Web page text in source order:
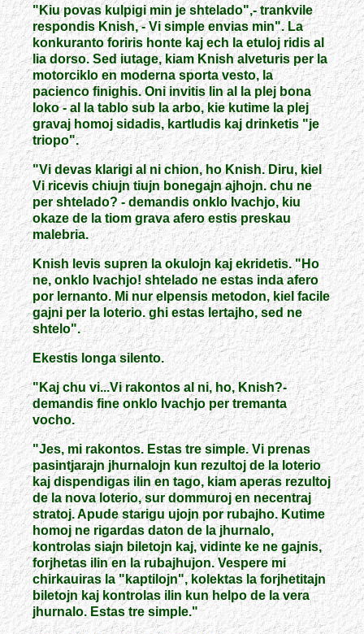
"Kiu povas kulpigi min je shtelado",- trankvile
respondis Knish, - Vi simple envias min". La
konkuranto foriris honte kaj ech la etuloj ridis al
lia dorso. Sed iutage, kiam Knish alveturis per la
motorciklo en moderna sporta vesto, la
pacienco finighis. Oni invitis lin al la plej bona
loko - al la tablo sub la arbo, kie kutime la plej
gravaj homoj sidadis, kartludis kaj drinketis "je
triopo".
"Vi devas klarigi al ni chion, ho Knish. Diru, kiel
Vi ricevis chiujn tiujn bonegajn ajhojn. chu ne
per shtelado? - demandis onklo Ivachjo, kiu
okaze de la tiom grava afero estis preskau
malebria.
Knish levis supren la okulojn kaj ekridetis. "Ho
ne, onklo Ivachjo! shtelado ne estas inda afero
por lernanto. Mi nur elpensis metodon, kiel facile
gajni per la loterio. ghi estas lertajho, sed ne
shtelo".
Ekestis longa silento.
"Kaj chu vi...Vi rakontos al ni, ho, Knish?-
demandis fine onklo Ivachjo per tremanta
vocho.
"Jes, mi rakontos. Estas tre simple. Vi prenas
pasintjarajn jhurnalojn kun rezultoj de la loterio
kaj dispendigas ilin en tago, kiam aperas rezultoj
de la nova loterio, sur dommuroj en necentraj
stratoj. Apude starigu ujojn por rubajho. Kutime
homoj ne rigardas daton de la jhurnalo,
kontrolas siajn biletojn kaj, vidinte ke ne gajnis,
forjhetas ilin en la rubajhujon. Vespere mi
chirkauiras la "kaptilojn", kolektas la forjhetitajn
biletojn kaj kontrolas ilin kun helpo de la vera
jhurnalo. Estas tre simple."